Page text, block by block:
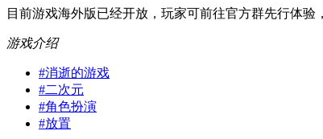
目前游戏海外版已经开放，玩家可前往官方群先行体验
游戏介绍
#消逝的游戏
#二次元
#角色扮演
#放置